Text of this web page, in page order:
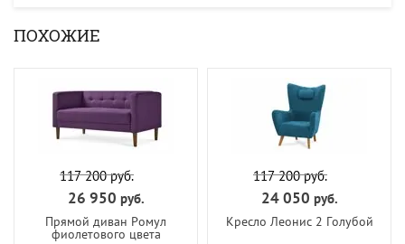
ПОХОЖИЕ
117 200руб.
26 950 руб.
Прямой диван Ромул
фиолетового цвета
117 200руб.
24 050 руб.
Кресло Леонис 2 Голубой